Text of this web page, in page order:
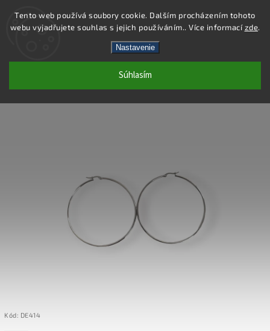
Tento web používá soubory cookie. Dalším procházením tohoto
webu vyjadřujete souhlas s jejich používáním.. Více informacízde.
Nastavenie
Súhlasím
Hľadať
DE414 - NÁUŠNICE
Kód: DE414